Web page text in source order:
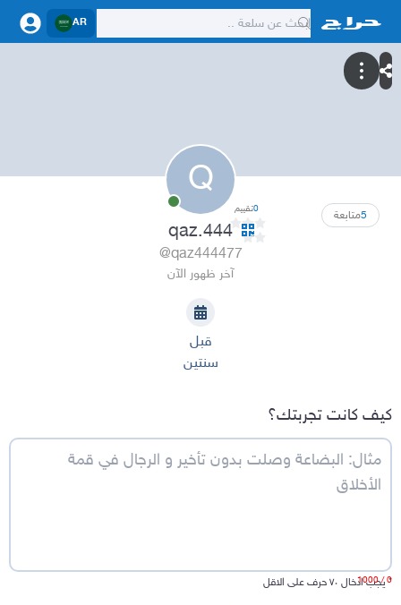
AR
Q
5متابعة 0تقييم
qaz.444
@qaz444477
آخر ظهور الآن
قبل
سنتين
كيف كانت تجربتك؟
*يجب ادخال ٧٠ حرف على الاقل0
/ 1000